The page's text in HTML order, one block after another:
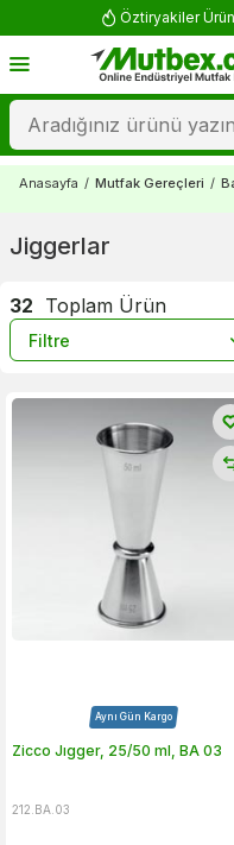
Anasayfa / Mutfak Gereçleri /
Jiggerlar
32 Toplam Ürün
Filtre
Aynı Gün Kargo
Zicco Jıgger, 25/50 ml, BA 03
212.BA.03